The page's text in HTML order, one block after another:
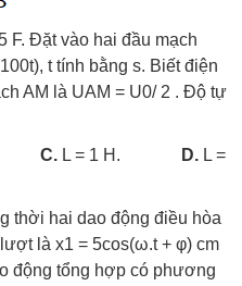
F. Đặt vào hai đầu mạch
t tính bằng s. Biết điện
AM là UAM = U0/ 2 . Độ tự
C. L = 1 H. D. L =
thời hai dao động điều hòa
là x1 = 5cos(ω.t + φ) cm
động tổng hợp có phương